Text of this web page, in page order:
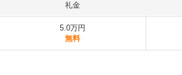
礼金
5.0万円
無料